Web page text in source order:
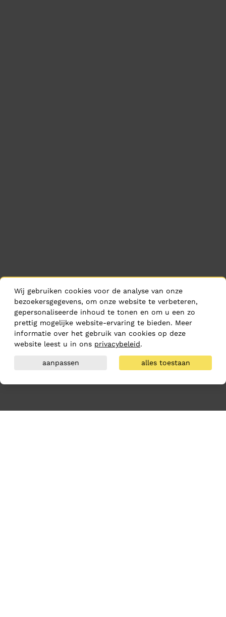
Wij gebruiken cookies voor de analyse van onze
bezoekersgegevens, om onze website te verbeteren,
gepersonaliseerde inhoud te tonen en om u een zo
prettig mogelijke website-ervaring te bieden. Meer
informatie over het gebruik van cookies op deze
website leest u in ons privacybeleid.
aanpassen alles toestaan